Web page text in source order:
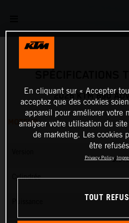
2026 KTM 890
MOTEUR
Cylindrée
En cliquant sur « Accepter
acceptez que des cookies
appareil pour améliorer votre
analyser votre utilisation du
de marketing. Les cookies
être
Privacy Policy
TOUT